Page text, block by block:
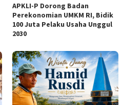
APKLI-P Dorong Badan
Perekonomian UMKM RI, Bidik
100 Juta Pelaku Usaha Unggul
2030